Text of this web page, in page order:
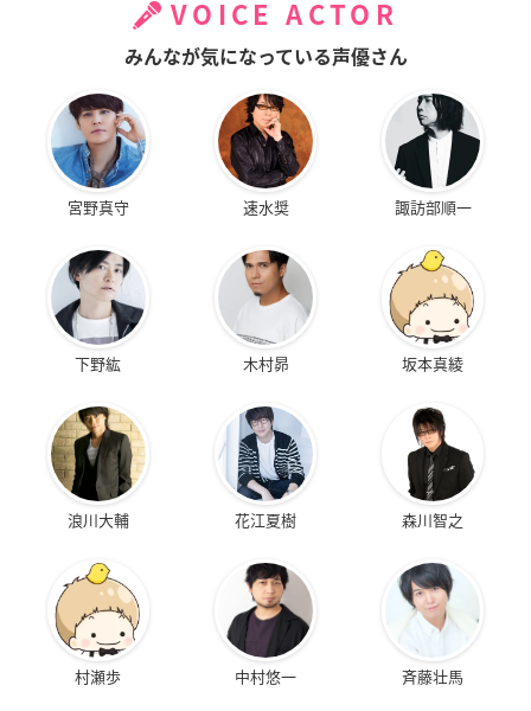
VOICE ACTOR
みんなが気になっている声優さん
宮野真守 速水奨 諏訪部順一
下野紘 木村昴 坂本真綾
浪川大輔 花江夏樹 森川智之
村瀬歩 中村悠一 斉藤壮馬